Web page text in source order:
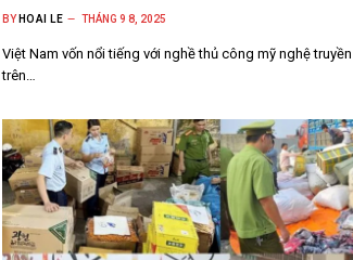
BY HOAI LE THÁNG 9 8, 2025
Việt Nam vốn nổi tiếng với nghề thủ công mỹ nghệ
trên…